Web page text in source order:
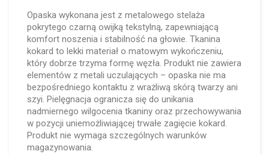
Opaska wykonana jest z metalowego stelaża
pokrytego czarną owijką tekstylną, zapewniającą
komfort noszenia i stabilność na głowie. Tkanina
kokard to lekki materiał o matowym wykończeniu,
który dobrze trzyma formę węzła. Produkt nie zawiera
elementów z metali uczulających – opaska nie ma
bezpośredniego kontaktu z wrażliwą skórą twarzy ani
szyi. Pielęgnacja ogranicza się do unikania
nadmiernego wilgocenia tkaniny oraz przechowywania
w pozycji uniemożliwiającej trwałe zagięcie kokard.
Produkt nie wymaga szczególnych warunków
magazynowania.